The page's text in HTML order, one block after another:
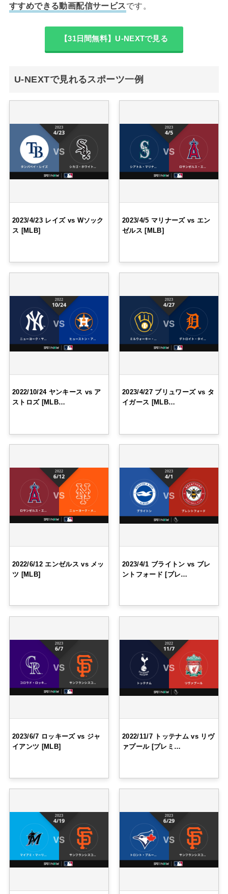
すすめできる動画配信サービスです。
【31日間無料】U-NEXTで見る
U-NEXTで見れるスポーツ一例
2023/4/23 レイズ vs Wソック
ス [MLB]
2023/4/5 マリナーズ vs エン
ゼルス [MLB]
2022/10/24 ヤンキース vs ア
ストロズ [MLB…
2023/4/27 ブリュワーズ vs タ
イガース [MLB…
2022/6/12 エンゼルス vs メッ
ツ [MLB]
2023/4/1 ブライトン vs ブレ
ントフォード [プレ…
2023/6/7 ロッキーズ vs ジャ
イアンツ [MLB]
2022/11/7 トッテナム vs リヴ
ァプール [プレミ…